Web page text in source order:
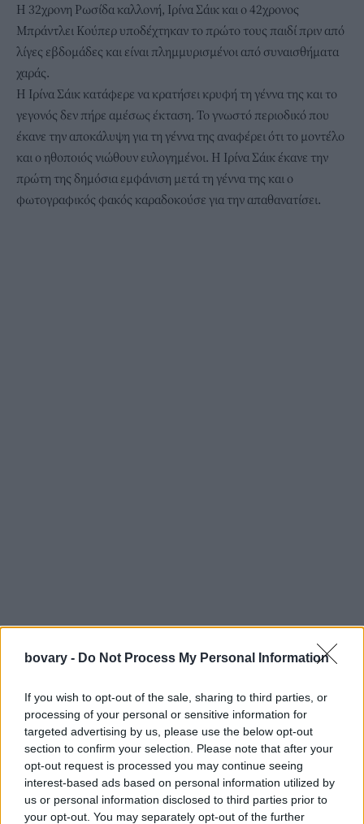
bovary - Do Not Process My Personal Information
If you wish to opt-out of the sale, sharing to third parties, or
processing of your personal or sensitive information for
targeted advertising by us, please use the below opt-out
section to confirm your selection. Please note that after your
opt-out request is processed you may continue seeing
interest-based ads based on personal information utilized by
us or personal information disclosed to third parties prior to
your opt-out. You may separately opt-out of the further
Η 32χρονη Ρωσίδα καλλονή, Ιρίνα Σάικ και ο 42χρονος
Μπράντλει Κούπερ υποδέχτηκαν το πρώτο τους παιδί πριν από
λίγες εβδομάδες και είναι πλημμυρισμένοι από συναισθήματα
χαράς.
H Iρίνα Σάικ κατάφερε να κρατήσει κρυφή τη γέννα της και το
γεγονός δεν πήρε αμέσως έκταση. Το γνωστό περιοδικό που
έκανε την αποκάλυψη για τη γέννα της αναφέρει ότι το μοντέλο
και ο ηθοποιός νιώθουν ευλογημένοι. Η Ιρίνα Σάικ έκανε την
πρώτη της δημόσια εμφάνιση μετά τη γέννα της και ο
φωτογραφικός φακός καραδοκούσε για την απαθανατίσει.
Με casual, επιμελώς ατημέλητο look και μαύρα γυαλιά, - με
ribbed φόρεμα και Hermes τσάντα- η Ιρίνα Σάικ δείχνει... σαν
να μην έχει πάρει γραμμάριο μετά τη γέννα της. Μάλιστα, αξίζει
να σημειωθεί ότι ως αφοσιωμένη επαγγελματίας, δεν
«πάγωσε» τις επαγγελματικές της υποχρεώσεις κατά τη
διάρκεια της εγκυμοσύνης της.